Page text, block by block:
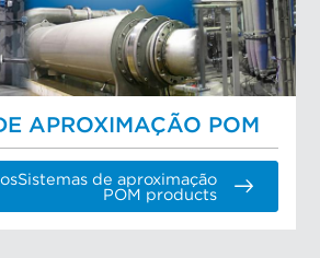
APROXIMAÇÃO POM
de aproximação
POM products